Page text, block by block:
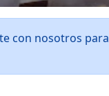
con nosotros para